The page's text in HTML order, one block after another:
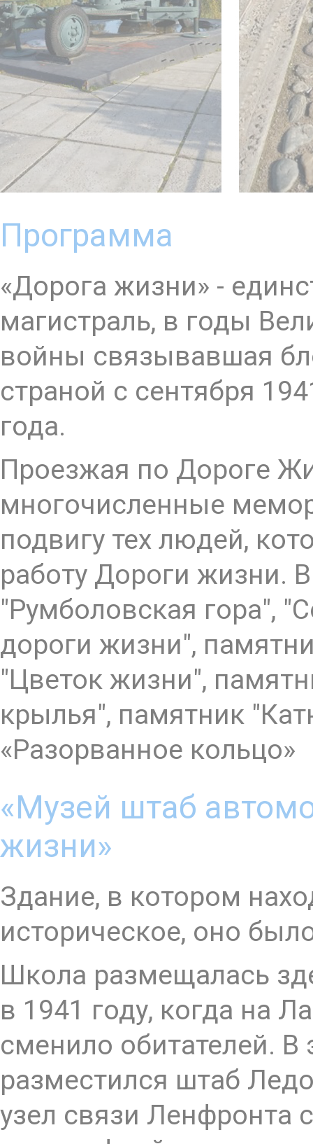
Программа
«Дорога жизни» -
магистраль, в годы
войны связывавшая
страной с сентября
года.
Проезжая по Дороге
многочисленные
подвигу тех людей,
работу Дороги жизни.
"Румболовская гора",
дороги жизни",
"Цветок жизни",
крылья", памятник
«Разорванное кольцо»
«Музей штаб
жизни»
Здание, в котором
историческое, оно
Школа размещалась
в 1941 году, когда на
сменило обитателей. В
разместился штаб
узел связи Ленфронта